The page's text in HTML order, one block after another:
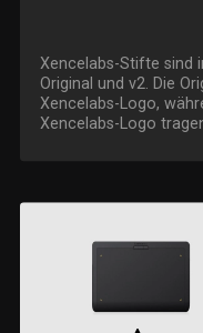
Xencelabs-Stifte sind
Original und v2. Die
Xencelabs-Logo,
Xencelabs-Logo